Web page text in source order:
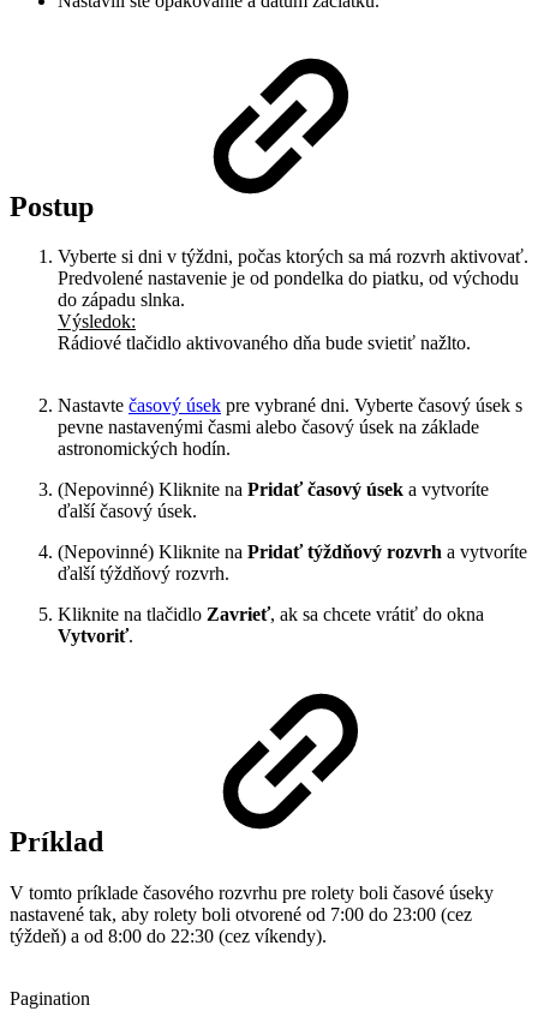
Postup
Vyberte si dni v týždni, počas ktorých sa má rozvrh aktivovať.
Predvolené nastavenie je od pondelka do piatku, od východu
do západu slnka.
Výsledok:
Rádiové tlačidlo aktivovaného dňa bude svietiť nažlto.
Nastavte časový úsek pre vybrané dni. Vyberte časový úsek s
pevne nastavenými časmi alebo časový úsek na základe
astronomických hodín.
(Nepovinné) Kliknite na Pridať časový úsek a vytvoríte
ďalší časový úsek.
(Nepovinné) Kliknite na Pridať týždňový rozvrh a vytvoríte
ďalší týždňový rozvrh.
Kliknite na tlačidlo Zavrieť, ak sa chcete vrátiť do okna
Vytvoriť.
Príklad
V tomto príklade časového rozvrhu pre rolety boli časové úseky
nastavené tak, aby rolety boli otvorené od 7:00 do 23:00 (cez
týždeň) a od 8:00 do 22:30 (cez víkendy).
Pagination